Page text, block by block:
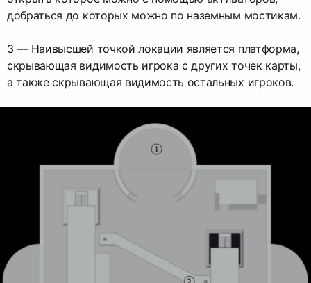
добраться до которых можно по наземным мостикам.
3 — Наивысшей точкой локации является платформа,
скрывающая видимость игрока с других точек карты,
а также скрывающая видимость остальных игроков.